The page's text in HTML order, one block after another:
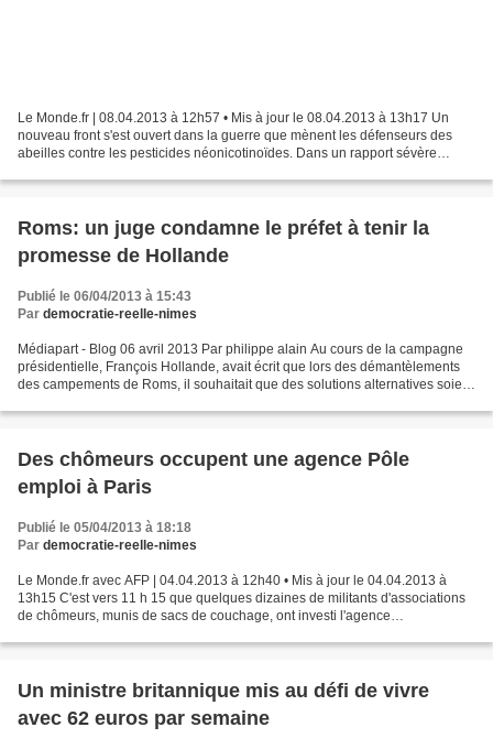
Le Monde.fr | 08.04.2013 à 12h57 • Mis à jour le 08.04.2013 à 13h17 Un
nouveau front s'est ouvert dans la guerre que mènent les défenseurs des
abeilles contre les pesticides néonicotinoïdes. Dans un rapport sévère
Roms: un juge condamne le préfet à tenir la
promesse de Hollande
Publié le 06/04/2013 à 15:43
Par democratie-reelle-nimes
Médiapart - Blog 06 avril 2013 Par philippe alain Au cours de la campagne
présidentielle, François Hollande, avait écrit que lors des démantèlements
des campements de Roms, il souhaitait que des solutions alternatives soient
Des chômeurs occupent une agence Pôle
emploi à Paris
Publié le 05/04/2013 à 18:18
Par democratie-reelle-nimes
Le Monde.fr avec AFP | 04.04.2013 à 12h40 • Mis à jour le 04.04.2013 à
13h15 C'est vers 11 h 15 que quelques dizaines de militants d'associations
de chômeurs, munis de sacs de couchage, ont investi l'agence
Un ministre britannique mis au défi de vivre
avec 62 euros par semaine